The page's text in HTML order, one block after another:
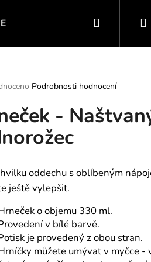
VTIPNÉ MOTIVYHledat
Podrobnosti hodnocení
-
oddechu s oblíbeným
ještě vylepšit.
o objemu 330 ml.
v bílé barvě.
je provedený z obou stran.
můžete umývat v myčce -